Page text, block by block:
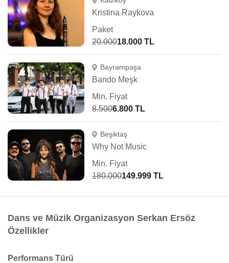
Kristina Raykova
Paket
20.00018.000 TL
Bayrampaşa
Bando Meşk
Min. Fiyat
8.5006.800 TL
Beşiktaş
Why Not Music
Min. Fiyat
180.000149.999 TL
Dans ve Müzik Organizasyon Serkan Ersöz
Özellikler
Performans Türü